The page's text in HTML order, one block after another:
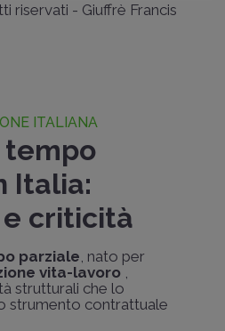
riservati - Giuffrè Francis
ITALIANA
tempo
Italia:
criticità
parziale, nato per
vita-lavoro,
strutturali che lo
strumento contrattuale